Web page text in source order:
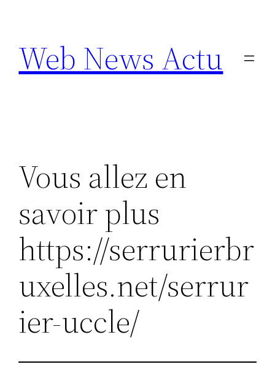
contenu
Web News Actu
Vous allez en
savoir plus
https://serrurierbr
uxelles.net/serrur
ier-uccle/